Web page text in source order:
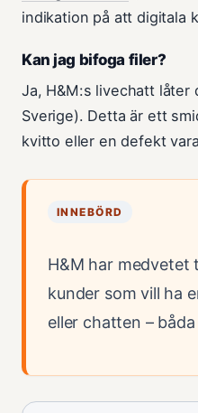
indikation på att digitala
Kan jag bifoga filer?
Ja, H&M:s livechatt låter
Sverige). Detta är ett
kvitto eller en defekt
INNEBÖRD
H&M har medvetet
kunder som vill ha
eller chatten –